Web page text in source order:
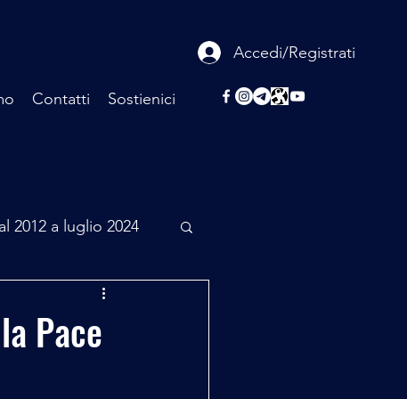
Accedi/Registrati
Contatti Sostienici
2012 a luglio 2024
Pace